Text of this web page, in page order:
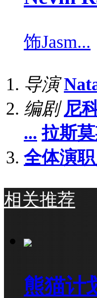
饰Jasm...
导演
编剧 尼
... 拉斯
全体演
相关推荐
熊猫计